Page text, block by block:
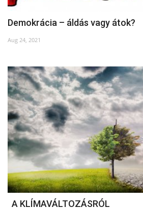
Demokrácia – áldás vagy átok?
Aug 24, 2021
A KLÍMAVÁLTOZÁSRÓL